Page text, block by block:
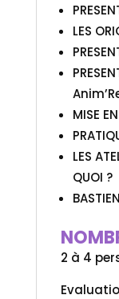
LES
MISE
LES
QUOI ?
2 à 4